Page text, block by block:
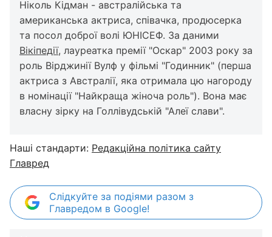
Ніколь Кідман - австралійська та
американська актриса, співачка, продюсерка
та посол доброї волі ЮНІСЕФ. За даними
Вікіпедії, лауреатка премії "Оскар" 2003 року за
роль Вірджинії Вулф у фільмі "Годинник" (перша
актриса з Австралії, яка отримала цю нагороду
в номінації "Найкраща жіноча роль"). Вона має
власну зірку на Голлівудській "Алеї слави".
Наші стандарти: Редакційна політика сайту
Главред
Слідкуйте за подіями разом з
Главредом в Google!